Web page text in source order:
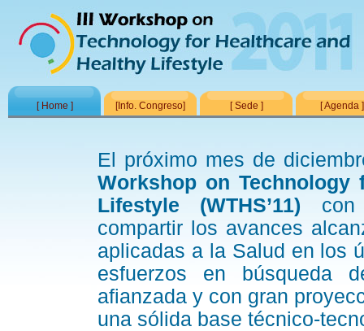
[ Home ] [Info. Congreso] [ Sede ] [ Agenda ]
El próximo mes de
Workshop on Technology
Lifestyle (WTHS’11)
compartir los avances
aplicadas a la Salud en los
esfuerzos en búsqueda
afianzada y con gran
una sólida base técnico-